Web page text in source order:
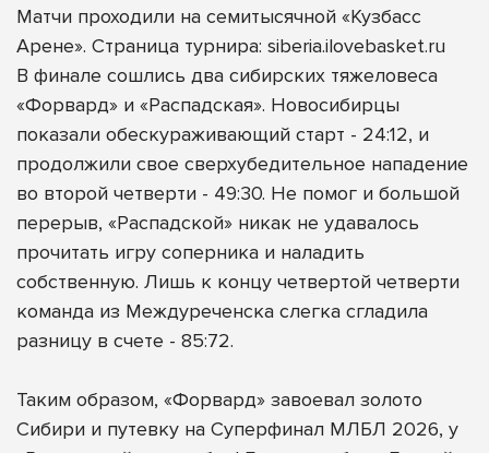
Матчи проходили на семитысячной «Кузбасс
Арене». Страница турнира: siberia.ilovebasket.ru
В финале сошлись два сибирских тяжеловеса
«Форвард» и «Распадская». Новосибирцы
показали обескураживающий старт - 24:12, и
продолжили свое сверхубедительное нападение
во второй четверти - 49:30. Не помог и большой
перерыв, «Распадской» никак не удавалось
прочитать игру соперника и наладить
собственную. Лишь к концу четвертой четверти
команда из Междуреченска слегка сгладила
разницу в счете - 85:72.
Таким образом, «Форвард» завоевал золото
Сибири и путевку на Суперфинал МЛБЛ 2026, у